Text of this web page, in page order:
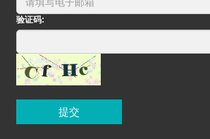
验证码:
提交